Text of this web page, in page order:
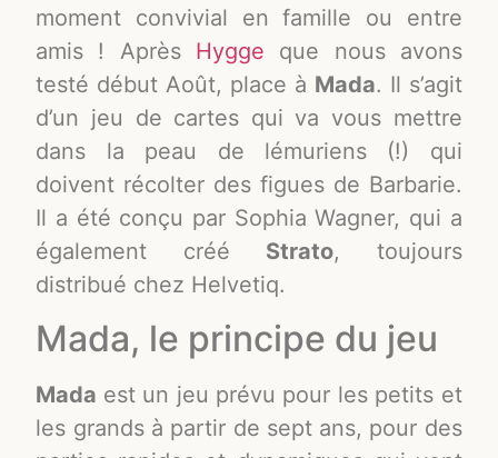
moment convivial en famille ou entre
amis ! Après Hygge que nous avons
testé début Août, place à Mada. Il s’agit
d’un jeu de cartes qui va vous mettre
dans la peau de lémuriens (!) qui
doivent récolter des figues de Barbarie.
Il a été conçu par Sophia Wagner, qui a
également créé Strato, toujours
distribué chez Helvetiq.
Mada, le principe du jeu
Mada est un jeu prévu pour les petits et
les grands à partir de sept ans, pour des